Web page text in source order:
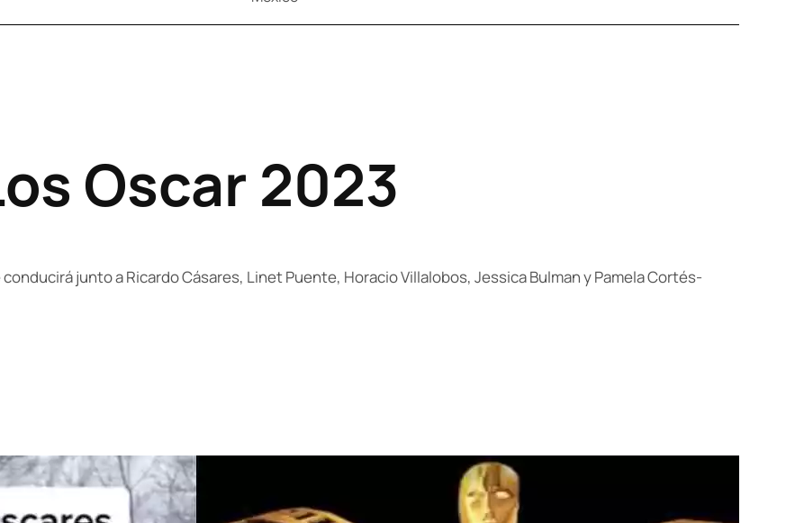
Oscar 2023
junto a Ricardo Cásares, Linet Puente, Horacio Villalobos, Jessica Bulman y Pamela Cortés-